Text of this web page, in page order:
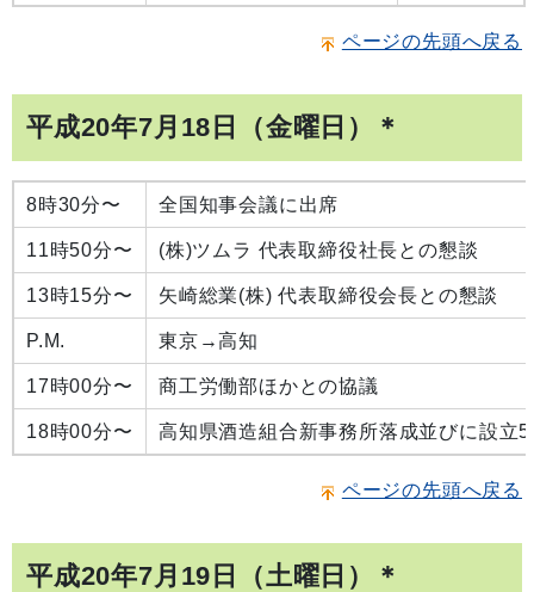
ページの先頭へ戻る
平成20年7月18日（金曜日）＊
8時30分〜 全国知事会議に出席
11時50分〜 (株)ツムラ 代表取締役社長との懇談
13時15分〜 矢崎総業(株) 代表取締役会長との懇談
P.M. 東京→高知
17時00分〜 商工労働部ほかとの協議
18時00分〜 高知県酒造組合新事務所落成並びに設立
ページの先頭へ戻る
平成20年7月19日（土曜日）＊